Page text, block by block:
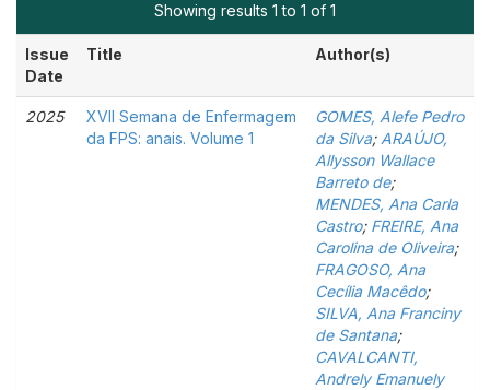
Showing results 1 to 1 of 1
Issue
Date
Title Author(s)
2025
XVII Semana de Enfermagem
da FPS: anais. Volume 1
GOMES, Alefe Pedro
da Silva; ARAÚJO,
Allysson Wallace
Barreto de;
MENDES, Ana Carla
Castro; FREIRE, Ana
Carolina de Oliveira;
FRAGOSO, Ana
Cecília Macêdo;
SILVA, Ana Franciny
de Santana;
CAVALCANTI,
Andrely Emanuely